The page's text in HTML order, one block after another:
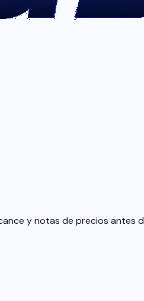
y notas de precios antes